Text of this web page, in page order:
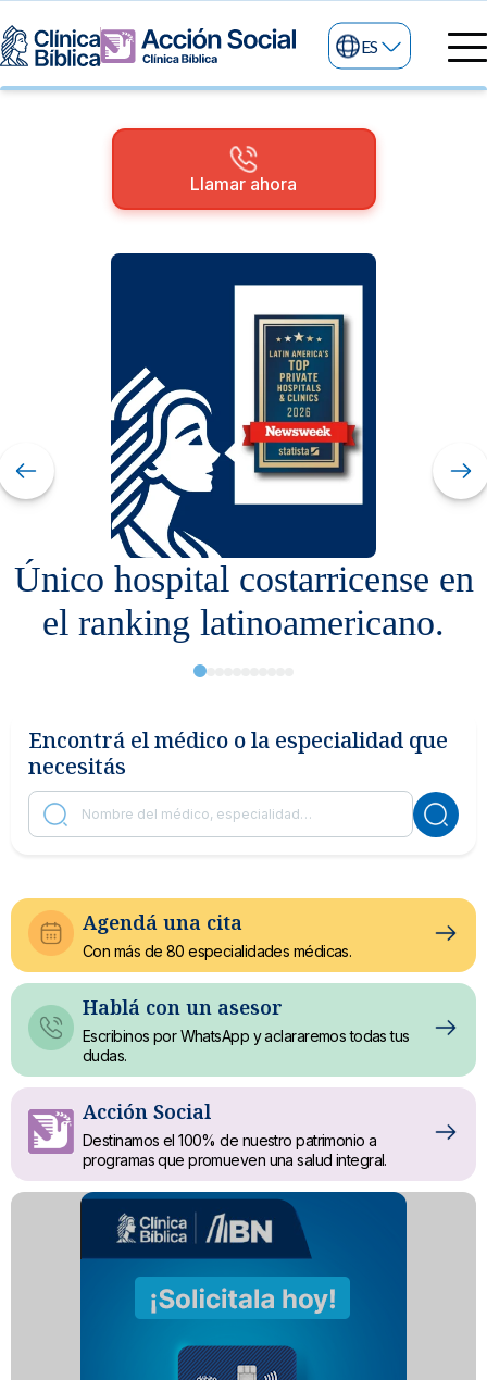
Especialidades médicas
Nuestras especialidades
Servicios Generales
Otros Servicios
Información para el Paciente
Investigación, Innovación y Docencia
Noticias y blog
ES
Llamar ahora
Único hospital costarricense en
el ranking latinoamericano.
Encontrá el médico o la especialidad que
necesitás
Agendá una cita
Con más de 80 especialidades médicas.
Hablá con un asesor
Escribinos por WhatsApp y aclararemos todas tus
dudas.
Acción Social
Destinamos el 100% de nuestro patrimonio a
programas que promueven una salud integral.